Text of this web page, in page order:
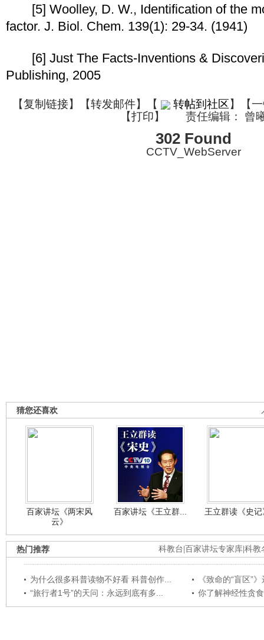
[5] Woolley, D. W., Identification of the
factor. J. Biol. Chem. 139(1): 29-34. (1941)
[6] Just The Facts-Inventions &
Publishing, 2005
【复制链接】【转发邮件】 【 转帖到社区】【
【打印】 责任编辑： 曾
302 Found
CCTV_WebServer
猜您还喜欢
百家讲坛《两宋风
云》
百家讲坛《王立群... 王立群读《史
科教台 百家讲坛专家库 科教
热门推荐
为什么很多科普读物不好看 科普创作...
《致命的“盲区”
“旅行者1号”的天问：永远到底有多...
你了解神经性贪